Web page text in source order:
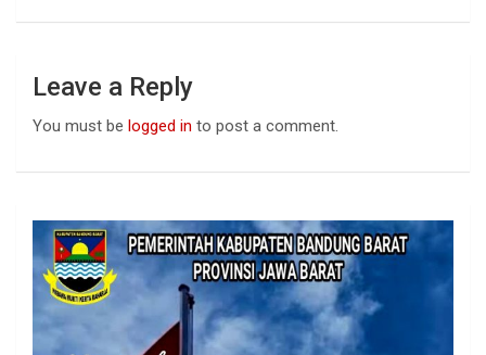
Leave a Reply
You must be logged in to post a comment.